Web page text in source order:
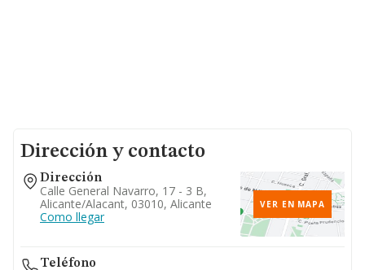
Dirección y contacto
Dirección
Calle General Navarro, 17 - 3 B,
Alicante/alacant, 03010, Alicante
Como llegar
VER EN MAPA
Teléfono